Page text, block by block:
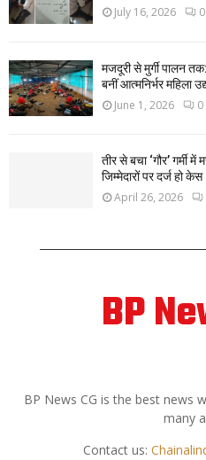
July 16, 2026 0
मजदूरी से मुर्गी पालन
बनीं आत्मनिर्भर महिला
June 1, 2026 0
तीर से बचा ‘गौर’ गर्मी
जिम्मेदारों पर दर्ज हो केस
April 26, 2026
BP
BP News CG is the best news
many
Contact us: